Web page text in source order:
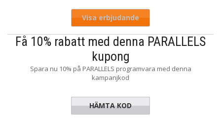
Visa erbjudande
Få 10% rabatt med denna PARALLELS
kupong
Spara nu 10% på PARALLELS programvara med denna
kampanjkod
D9U-VFT
HÄMTA KOD